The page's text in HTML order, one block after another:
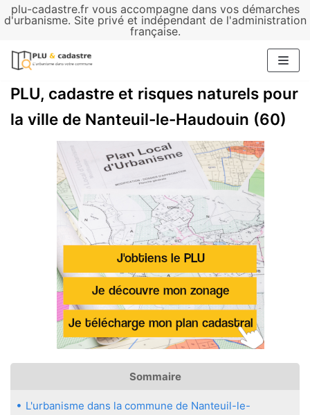
plu-cadastre.fr vous accompagne dans vos démarches
d'urbanisme. Site privé et indépendant de l'administration
française.
Aller
contenu
PLU, cadastre et risques naturels pour
la ville de Nanteuil-le-Haudouin (60)
Sommaire
L'urbanisme dans la commune de Nanteuil-le-